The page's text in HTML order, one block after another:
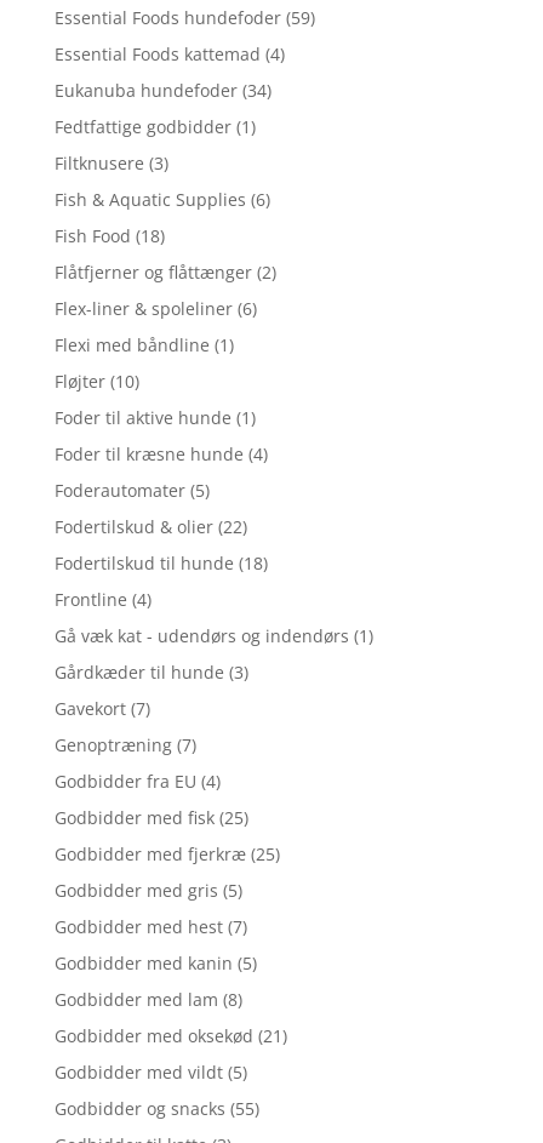
Essential Foods hundefoder (59)
Essential Foods kattemad (4)
Eukanuba hundefoder (34)
Fedtfattige godbidder (1)
Filtknusere (3)
Fish & Aquatic Supplies (6)
Fish Food (18)
Flåtfjerner og flåttænger (2)
Flex-liner & spoleliner (6)
Flexi med båndline (1)
Fløjter (10)
Foder til aktive hunde (1)
Foder til kræsne hunde (4)
Foderautomater (5)
Fodertilskud & olier (22)
Fodertilskud til hunde (18)
Frontline (4)
Gå væk kat - udendørs og indendørs (1)
Gårdkæder til hunde (3)
Gavekort (7)
Genoptræning (7)
Godbidder fra EU (4)
Godbidder med fisk (25)
Godbidder med fjerkræ (25)
Godbidder med gris (5)
Godbidder med hest (7)
Godbidder med kanin (5)
Godbidder med lam (8)
Godbidder med oksekød (21)
Godbidder med vildt (5)
Godbidder og snacks (55)